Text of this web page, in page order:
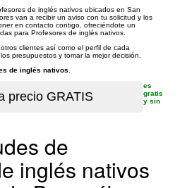
de inglés nativos ubicados en San
van a recibir un aviso con tu solicitud y los
en contacto contigo, ofreciéndote un
para Profesores de inglés nativos.
clientes así como el perfil de cada
presupuestos y tomar la mejor decisión.
de inglés nativos
es
gratis
y sin
de
inglés nativos